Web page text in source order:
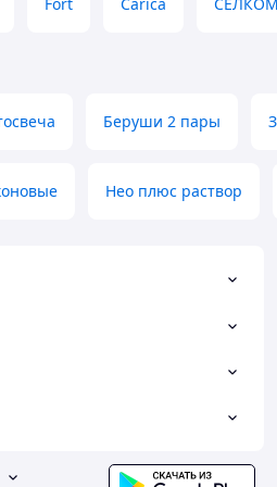
этом Поставщик прилагает
Беруши 2 пары
Нео плюс раствор